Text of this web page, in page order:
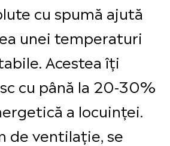
cu spumă ajută
unei temperaturi
Acestea îți
cu până la 20-30%
a locuinței.
de ventilație, se